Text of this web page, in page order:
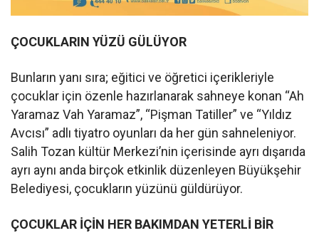
ÇOCUKLARIN YÜZÜ GÜLÜYOR
Bunların yanı sıra; eğitici ve öğretici içerikleriyle
çocuklar için özenle hazırlanarak sahneye konan “Ah
Yaramaz Vah Yaramaz”, “Pişman Tatiller” ve “Yıldız
Avcısı” adlı tiyatro oyunları da her gün sahneleniyor.
Salih Tozan kültür Merkezi’nin içerisinde ayrı dışarıda
ayrı aynı anda birçok etkinlik düzenleyen Büyükşehir
Belediyesi, çocukların yüzünü güldürüyor.
ÇOCUKLAR İÇİN HER BAKIMDAN YETERLİ BİR